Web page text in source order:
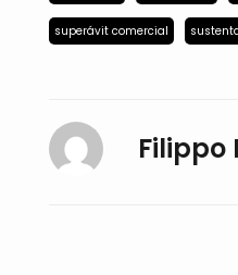
superávit comercial
Filippo